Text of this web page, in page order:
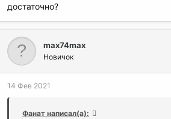
достаточно?
max74max
Новичок
14 Фев 2021
Фанат написал(а):